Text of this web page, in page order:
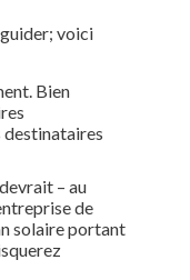
voici
Bien
destinataires
– au
de
solaire portant